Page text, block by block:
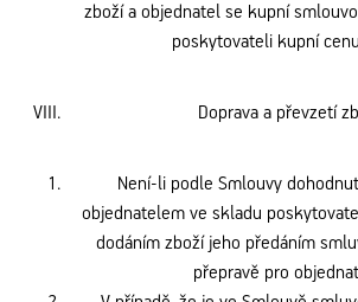
zboží a objednatel se kupní
poskytovateli kupní
Doprava a převzetí
Není-li podle Smlouvy
objednatelem ve skladu
dodáním zboží jeho předáním
přepravě pro